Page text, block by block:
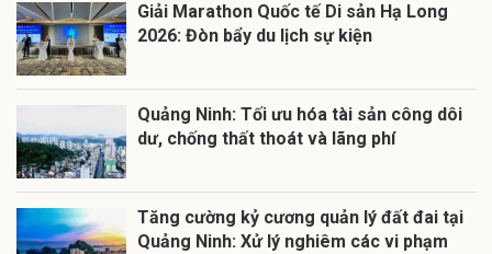
Giải Marathon Quốc tế Di sản Hạ Long
2026: Đòn bẩy du lịch sự kiện
Quảng Ninh: Tối ưu hóa tài sản công dôi
dư, chống thất thoát và lãng phí
Tăng cường kỷ cương quản lý đất đai tại
Quảng Ninh: Xử lý nghiêm các vi phạm